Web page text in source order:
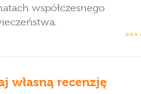
współczesnego
>>>
własną recenzję